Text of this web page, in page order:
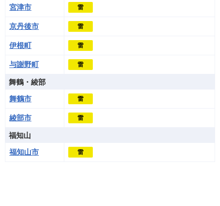
宮津市
雷
京丹後市 雷
伊根町 雷
与謝野町 雷
舞鶴・綾部
舞鶴市
雷
綾部市 雷
福知山
福知山市
雷